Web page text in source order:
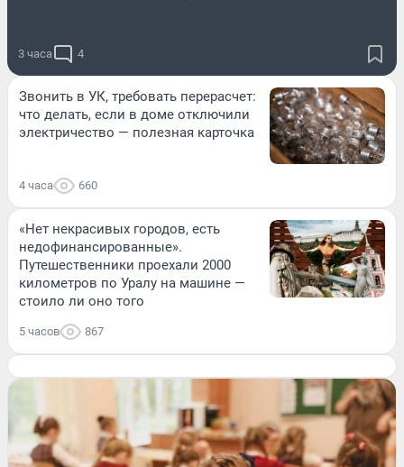
3 часа 4
Звонить в УК, требовать перерасчет:
что делать, если в доме отключили
электричество — полезная карточка
4 часа 660
«Нет некрасивых городов, есть
недофинансированные».
Путешественники проехали 2000
километров по Уралу на машине —
стоило ли оно того
5 часов 867